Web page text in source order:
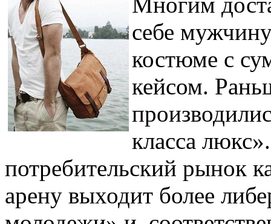
себе
костюме с
кейсом.
класса
потребительский рынок
арену выходит более